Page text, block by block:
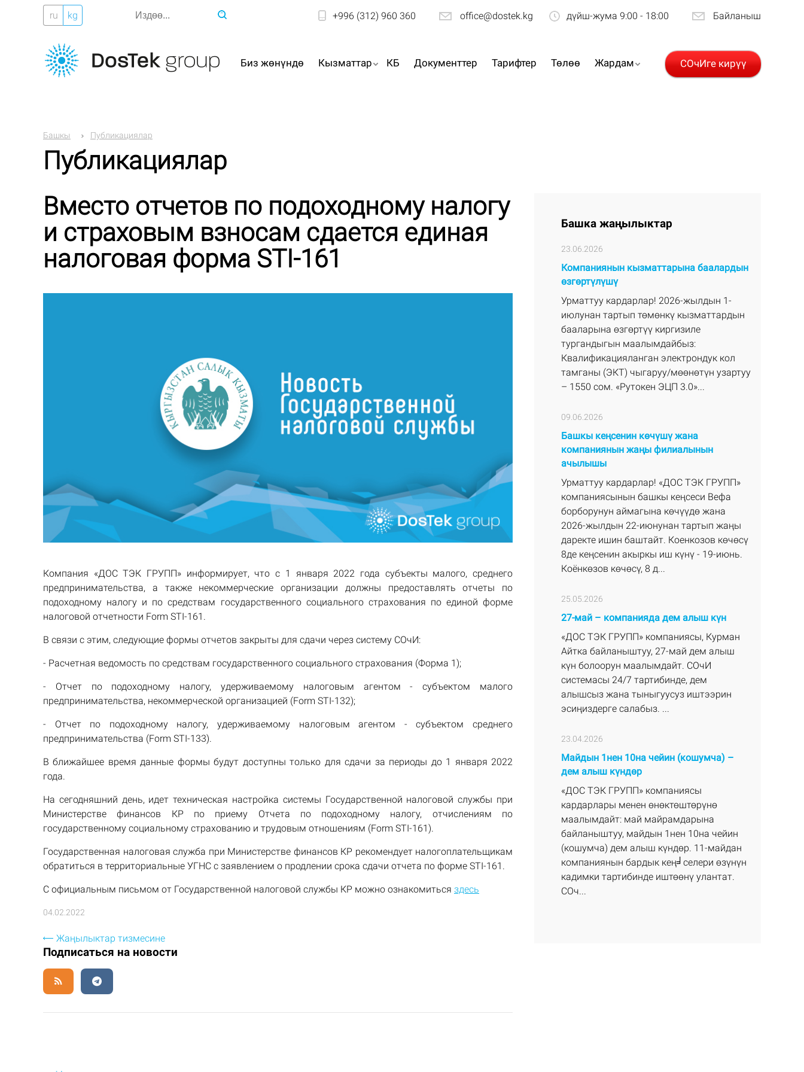
ru kg +996 (312) 960 360 office@dostek.kg дүйш-жума 9:00 - 18:00 Байланыш
Биз жөнүндө Кызматтар КБ Документтер Тарифтер Төлөө Жардам СОчИге кирүү
Башкы Публикациялар
Публикациялар
Вместо отчетов по подоходному налогу
и страховым взносам сдается единая
налоговая форма STI-161
Компания «ДОС ТЭК ГРУПП» информирует, что с 1 января 2022 года субъекты малого, среднего
предпринимательства, а также некоммерческие организации должны предоставлять отчеты по
подоходному налогу и по средствам государственного социального страхования по единой форме
налоговой отчетности Form STI-161.
В связи с этим, следующие формы отчетов закрыты для сдачи через систему СОчИ:
- Расчетная ведомость по средствам государственного социального страхования (Форма 1);
- Отчет по подоходному налогу, удерживаемому налоговым агентом - субъектом малого
предпринимательства, некоммерческой организацией (Form STI-132);
- Отчет по подоходному налогу, удерживаемому налоговым агентом - субъектом среднего
предпринимательства (Form STI-133).
В ближайшее время данные формы будут доступны только для сдачи за периоды до 1 января 2022
года.
На сегодняшний день, идет техническая настройка системы Государственной налоговой службы при
Министерстве финансов КР по приему Отчета по подоходному налогу, отчислениям по
государственному социальному страхованию и трудовым отношениям (Form STI-161).
Государственная налоговая служба при Министерстве финансов КР рекомендует налогоплательщикам
обратиться в территориальные УГНС с заявлением о продлении срока сдачи отчета по форме STI-161.
С официальным письмом от Государственной налоговой службы КР можно ознакомиться здесь
04.02.2022
Жаңылыктар тизмесине
Подписаться на новости
Башка жаңылыктар
23.06.2026
Компаниянын кызматтарына баалардын
өзгөртүлүшү
Урматтуу кардарлар! 2026-жылдын 1-
июлунан тартып төмөнкү кызматтардын
бааларына өзгөртүү киргизиле
тургандыгын маалымдайбыз:
Квалификацияланган электрондук кол
тамганы (ЭКТ) чыгаруу/мөөнөтүн узартуу
– 1550 сом. «Рутокен ЭЦП 3.0»...
09.06.2026
Башкы кеңсенин көчүшү жана
компаниянын жаңы филиалынын
ачылышы
Урматтуу кардарлар! «ДОС ТЭК ГРУПП»
компаниясынын башкы кеңсеси Вефа
борборунун аймагына көчүүдө жана
2026-жылдын 22-июнунан тартып жаңы
даректе ишин баштайт. Коенкозов көчөсү
8де кеңсенин акыркы иш күнү - 19-июнь.
Коёнкөзов көчөсү, 8 д...
25.05.2026
27-май – компанияда дем алыш күн
«ДОС ТЭК ГРУПП» компаниясы, Курман
Айтка байланыштуу, 27-май дем алыш
күн болоорун маалымдайт. СОчИ
системасы 24/7 тартибинде, дем
алышсыз жана тыныгуусуз иштээрин
эсиңиздерге салабыз. ...
23.04.2026
Майдын 1нен 10на чейин (кошумча) –
дем алыш күндөр
«ДОС ТЭК ГРУПП» компаниясы
кардарлары менен өнөктөштөрүнө
маалымдайт: май майрамдарына
байланыштуу, майдын 1нен 10на чейин
(кошумча) дем алыш күндөр. 11-майдан
компаниянын бардык кең╛селери өзүнүн
кадимки тартибинде иштөөнү улантат.
СОч...